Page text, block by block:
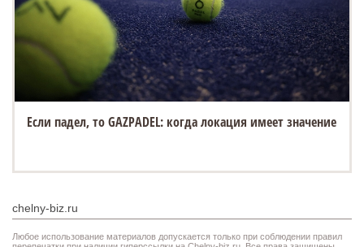
Если падел, то GAZPADEL: когда локация имеет значение
chelny-biz.ru
Любое использование материалов допускается только при соблюдении правил